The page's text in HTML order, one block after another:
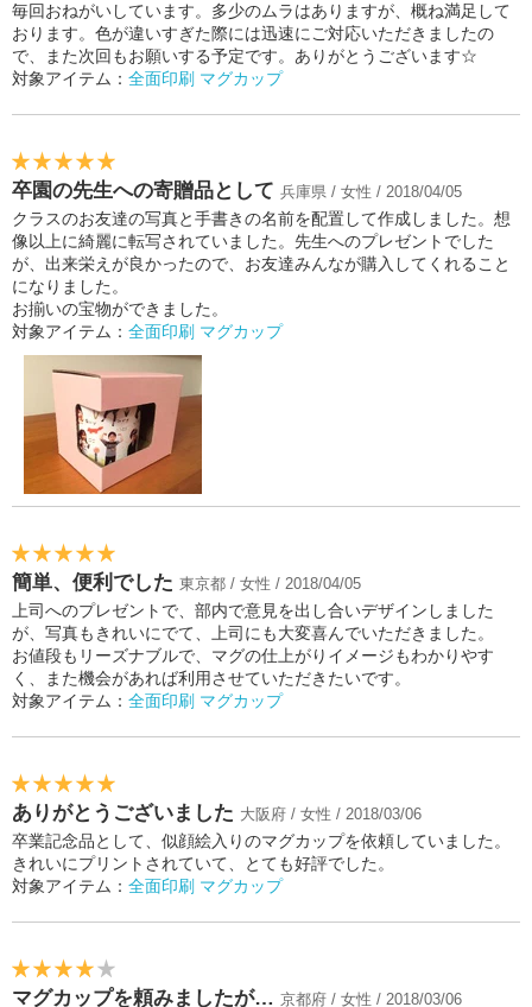
毎回おねがいしています。多少のムラはありますが、概ね満足して
おります。色が違いすぎた際には迅速にご対応いただきましたの
で、また次回もお願いする予定です。ありがとうございます☆
対象アイテム： 全面印刷 マグカップ
卒園の先生への寄贈品として 兵庫県 / 女性 / 2018/04/05
クラスのお友達の写真と手書きの名前を配置して作成しました。想
像以上に綺麗に転写されていました。先生へのプレゼントでした
が、出来栄えが良かったので、お友達みんなが購入してくれること
になりました。
お揃いの宝物ができました。
対象アイテム： 全面印刷 マグカップ
簡単、便利でした 東京都 / 女性 / 2018/04/05
上司へのプレゼントで、部内で意見を出し合いデザインしました
が、写真もきれいにでて、上司にも大変喜んでいただきました。
お値段もリーズナブルで、マグの仕上がりイメージもわかりやす
く、また機会があれば利用させていただきたいです。
対象アイテム： 全面印刷 マグカップ
ありがとうございました 大阪府 / 女性 / 2018/03/06
卒業記念品として、似顔絵入りのマグカップを依頼していました。
きれいにプリントされていて、とても好評でした。
対象アイテム： 全面印刷 マグカップ
マグカップを頼みましたが… 京都府 / 女性 / 2018/03/06